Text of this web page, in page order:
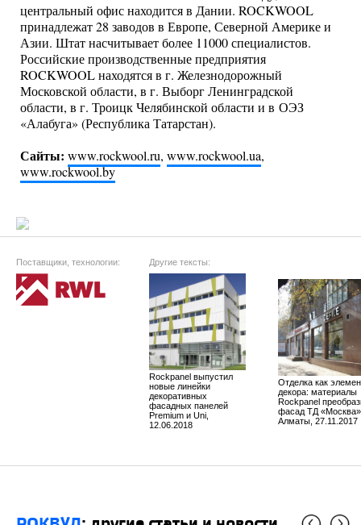
центральный офис находится в Дании. ROCKWOOL
принадлежат 28 заводов в Европе, Северной Америке и
Азии. Штат насчитывает более 11000 специалистов.
Российские производственные предприятия
ROCKWOOL находятся в г. Железнодорожный
Московской области, в г. Выборг Ленинградской
области, в г. Троицк Челябинской области и в ОЭЗ
«Алабуга» (Республика Татарстан).
Сайты: www.rockwool.ru, www.rockwool.ua,
www.rockwool.by
Поставщики, технологии: Другие тексты:
Rockpanel выпустил
новые линейки
декоративных
фасадных панелей
Premium и Uni,
12.06.2018
Отделка как
декора: материалы
Rockpanel
фасад ТД
Алматы, 27.11.2017